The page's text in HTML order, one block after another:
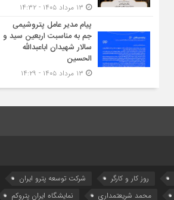
پیام مدیر عامل پتروشیمی
جم به مناسبت اربعین سید و
سالار شهیدان اباعبدالله
الحسین
روز کار و کارگر
شركت توسعه پترو ایران
محمد شریعتمداری نمایشگاه ایران پتروکم